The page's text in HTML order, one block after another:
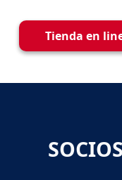
Tienda en